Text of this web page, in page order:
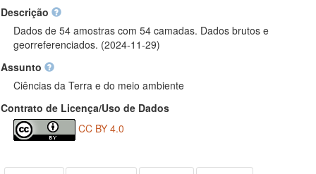
Descrição
Dados de 54 amostras com 54 camadas. Dados brutos e
georreferenciados. (2024-11-29)
Assunto
Ciências da Terra e do meio ambiente
Contrato de Licença/Uso de Dados
CC BY 4.0